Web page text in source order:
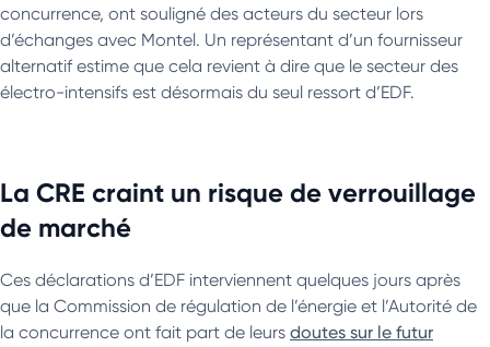
concurrence, ont souligné des acteurs du secteur lors
d’échanges avec Montel. Un représentant d’un fournisseur
alternatif estime que cela revient à dire que le secteur des
électro-intensifs est désormais du seul ressort d’EDF.
La CRE craint un risque de verrouillage
de marché
Ces déclarations d’EDF interviennent quelques jours après
que la Commission de régulation de l’énergie et l’Autorité de
la concurrence ont fait part de leurs doutes sur le futur